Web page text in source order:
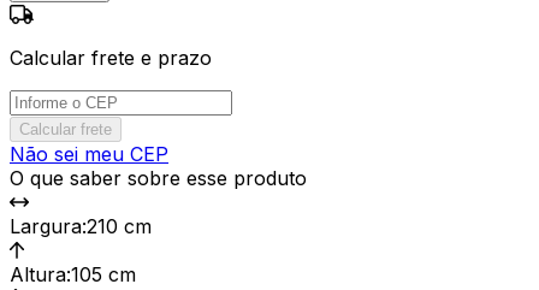
Calcular frete e prazo
Calcular frete
Não sei meu CEP
O que saber sobre esse produto
Largura:210 cm
Altura:105 cm